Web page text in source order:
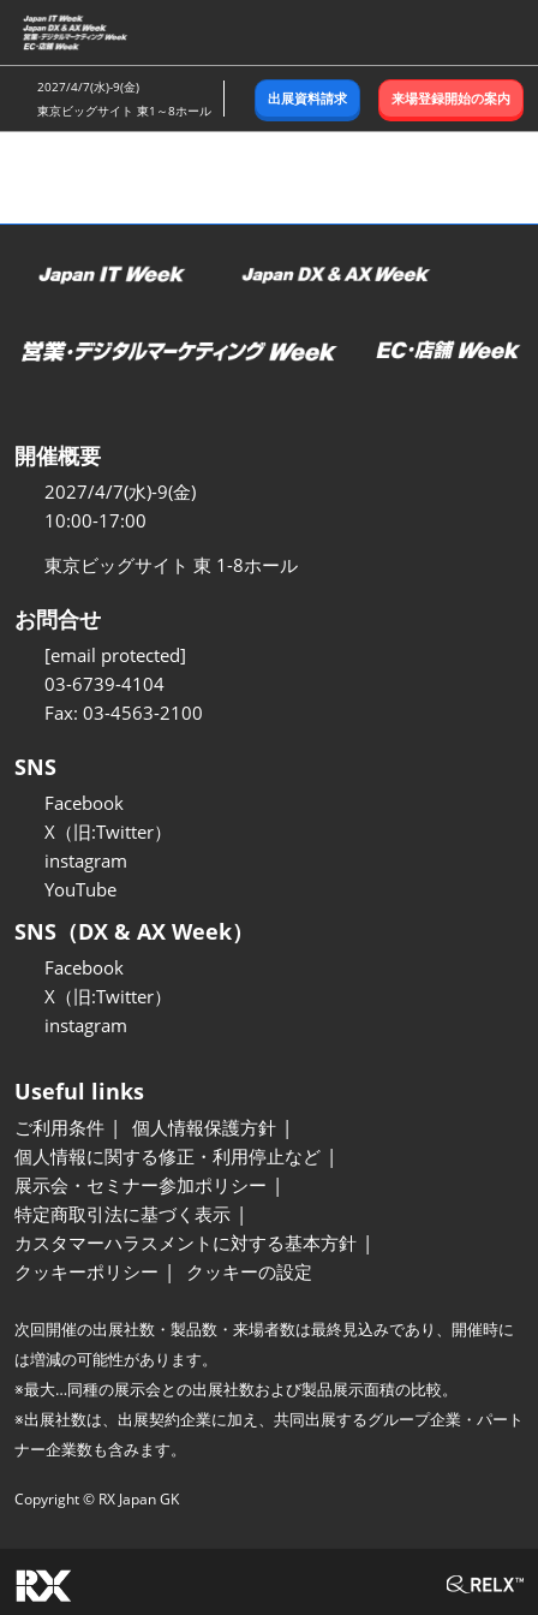
ス
キ
ッ
し
む
2027/4/7(水)-9(金)
東京ビッグサイト 東1～8ホール
出展資料請求 来場登録開始の案内
開催概要
2027/4/7(水)-9(金)
10:00-17:00
東京ビッグサイト 東 1-8ホール
お問合せ
[email protected]
03-6739-4104
Fax: 03-4563-2100
SNS
Facebook
X（旧:Twitter）
instagram
YouTube
SNS（DX & AX Week）
Facebook
X（旧:Twitter）
instagram
Useful links
ご利用条件
個人情報保護方針
個人情報に関する修正・利用停止など
展示会・セミナー参加ポリシー
特定商取引法に基づく表示
カスタマーハラスメントに対する基本方針
クッキーポリシー
クッキーの設定
次回開催の出展社数・製品数・来場者数は最終見込みであり、開催時に
は増減の可能性があります。
※最大…同種の展示会との出展社数および製品展示面積の比較。
※出展社数は、出展契約企業に加え、共同出展するグループ企業・パート
ナー企業数も含みます。
Copyright © RX Japan GK